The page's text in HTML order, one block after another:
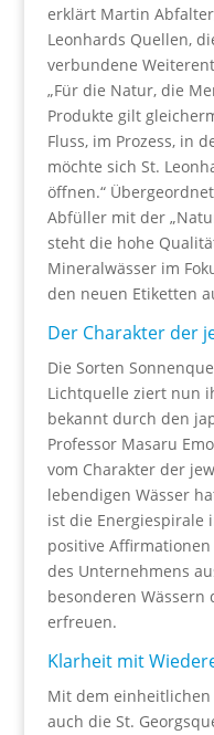
erklärt Martin
Leonhards Quellen,
verbundene
„Für die Natur, die
Produkte gilt
Fluss, im Prozess, in
möchte sich St.
öffnen.“
Abfüller mit der
steht die hohe
Mineralwässer im
den neuen Etiketten
Der Charakter der
Die Sorten
Lichtquelle ziert nun
bekannt durch den
Professor Masaru
vom Charakter der
lebendigen Wässer
ist die Energiespirale
positive
des Unternehmens
besonderen Wässern
erfreuen.
Klarheit mit
Mit dem
auch die St.